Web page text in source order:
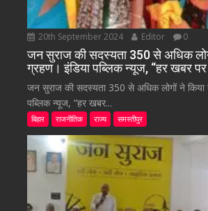
20th September 2024 Editor 0
जन सुराज की सदस्यता 350 से अधिक
ग्रहण। इंडिया पब्लिक न्यूज, “हर खबर
जन सुराज की सदस्यता 350 से अधिक लोगों ने किया
पब्लिक न्यूज, “हर खबर...
बिहार राजनीतिक राज्य समस्तीपुर